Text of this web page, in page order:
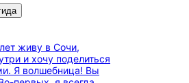
живу в Сочи,
и хочу поделиться
Я волшебница! Вы